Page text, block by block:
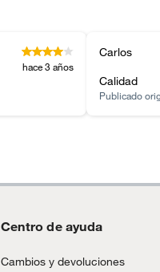
hace 3 años
Carlos
Calidad
Publicado
Centro de ayuda
Cambios y devoluciones